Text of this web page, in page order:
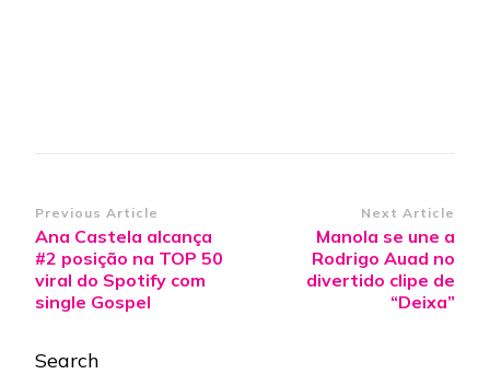
Post
Navigation
Previous Article
Ana Castela alcança
#2 posição na TOP 50
viral do Spotify com
single Gospel
Next Article
Manola se une a
Rodrigo Auad no
divertido clipe de
“Deixa”
Search